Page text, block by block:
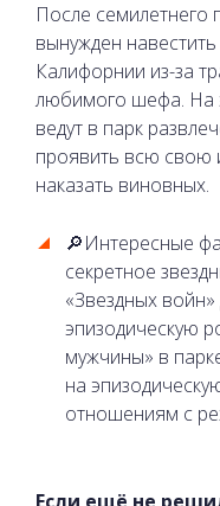
После семилетнего
вынужден
Калифорнии из-за
любимого шефа. На
ведут в парк
проявить всю свою
наказать виновных.
🔎Интересные
секретное
«Звездных
эпизодическую
мужчины» в
на
отношениям с